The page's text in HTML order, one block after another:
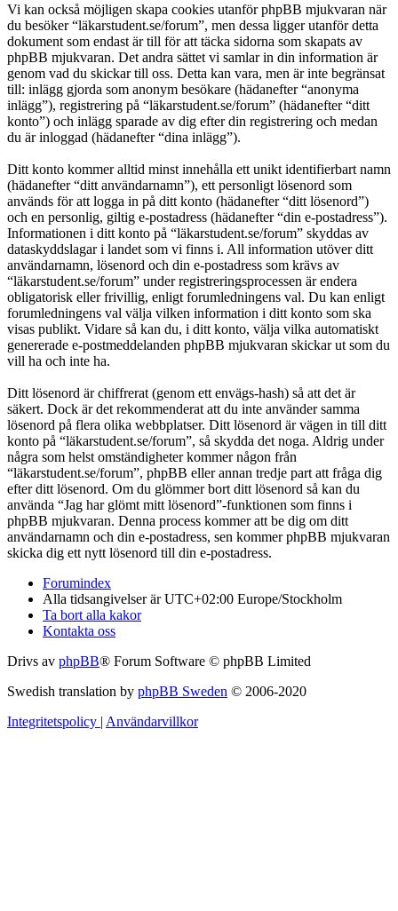
Vi kan också möjligen skapa cookies utanför phpBB mjukvaran när
du besöker “läkarstudent.se/forum”, men dessa ligger utanför detta
dokument som endast är till för att täcka sidorna som skapats av
phpBB mjukvaran. Det andra sättet vi samlar in din information är
genom vad du skickar till oss. Detta kan vara, men är inte begränsat
till: inlägg gjorda som anonym besökare (hädanefter “anonyma
inlägg”), registrering på “läkarstudent.se/forum” (hädanefter “ditt
konto”) och inlägg sparade av dig efter din registrering och medan
du är inloggad (hädanefter “dina inlägg”).
Ditt konto kommer alltid minst innehålla ett unikt identifierbart namn
(hädanefter “ditt användarnamn”), ett personligt lösenord som
används för att logga in på ditt konto (hädanefter “ditt lösenord”)
och en personlig, giltig e-postadress (hädanefter “din e-postadress”).
Informationen i ditt konto på “läkarstudent.se/forum” skyddas av
dataskyddslagar i landet som vi finns i. All information utöver ditt
användarnamn, lösenord och din e-postadress som krävs av
“läkarstudent.se/forum” under registreringsprocessen är endera
obligatorisk eller frivillig, enligt forumledningens val. Du kan enligt
forumledningens val välja vilken information i ditt konto som ska
visas publikt. Vidare så kan du, i ditt konto, välja vilka automatiskt
genererade e-postmeddelanden phpBB mjukvaran skickar ut som du
vill ha och inte ha.
Ditt lösenord är chiffrerat (genom ett envägs-hash) så att det är
säkert. Dock är det rekommenderat att du inte använder samma
lösenord på flera olika webbplatser. Ditt lösenord är vägen in till ditt
konto på “läkarstudent.se/forum”, så skydda det noga. Aldrig under
några som helst omständigheter kommer någon från
“läkarstudent.se/forum”, phpBB eller annan tredje part att fråga dig
efter ditt lösenord. Om du glömmer bort ditt lösenord så kan du
använda “Jag har glömt mitt lösenord”-funktionen som finns i
phpBB mjukvaran. Denna process kommer att be dig om ditt
användarnamn och din e-postadress, sen kommer phpBB mjukvaran
skicka dig ett nytt lösenord till din e-postadress.
Forumindex
Alla tidsangivelser är UTC+02:00 Europe/Stockholm
Ta bort alla kakor
Kontakta oss
Drivs av phpBB® Forum Software © phpBB Limited
Swedish translation by phpBB Sweden © 2006-2020
Integritetspolicy | Användarvillkor